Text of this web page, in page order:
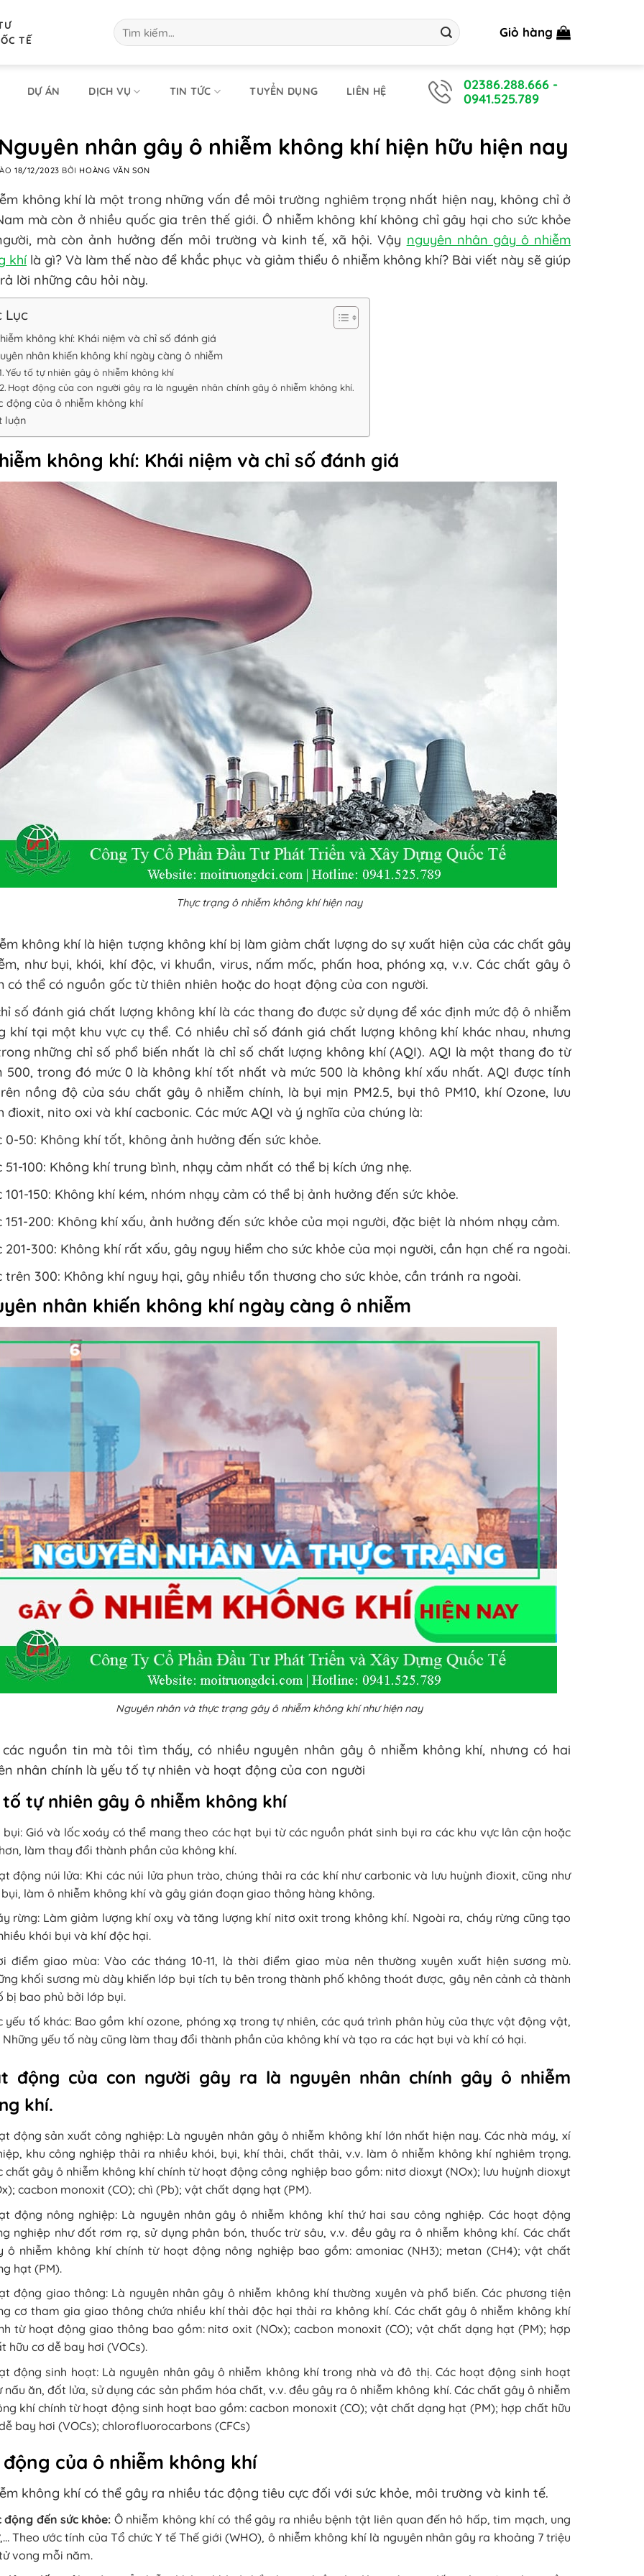
TẾ
Tìm
kiếm:
Giỏ hàng
DỰ ÁN DỊCH VỤ TIN TỨC TUYỂN DỤNG LIÊN HỆ 02386.288.666 -
0941.525.789
nhân gây ô nhiễm không khí hiện hữu hiện nay
18/12/2023 BỞI HOÀNG VĂN SƠN
không khí là một trong những vấn đề môi trường nghiêm trọng nhất hiện nay, không chỉ ở
mà còn ở nhiều quốc gia trên thế giới. Ô nhiễm không khí không chỉ gây hại cho sức khỏe
mà còn ảnh hưởng đến môi trường và kinh tế, xã hội. Vậy nguyên nhân gây ô nhiễm
khí là gì? Và làm thế nào để khắc phục và giảm thiểu ô nhiễm không khí? Bài viết này sẽ giúp
lời những câu hỏi này.
Lục
không khí: Khái niệm và chỉ số đánh giá
nhân khiến không khí ngày càng ô nhiễm
Yếu tố tự nhiên gây ô nhiễm không khí
Hoạt động của con người gây ra là nguyên nhân chính gây ô nhiễm không khí.
động của ô nhiễm không khí
luận
không khí: Khái niệm và chỉ số đánh giá
Thực trạng ô nhiễm không khí hiện nay
không khí là hiện tượng không khí bị làm giảm chất lượng do sự xuất hiện của các chất gây
như bụi, khói, khí độc, vi khuẩn, virus, nấm mốc, phấn hoa, phóng xạ, v.v. Các chất gây ô
có thể có nguồn gốc từ thiên nhiên hoặc do hoạt động của con người.
số đánh giá chất lượng không khí là các thang đo được sử dụng để xác định mức độ ô nhiễm
khí tại một khu vực cụ thể. Có nhiều chỉ số đánh giá chất lượng không khí khác nhau, nhưng
những chỉ số phổ biến nhất là chỉ số chất lượng không khí (AQI). AQI là một thang đo từ
500, trong đó mức 0 là không khí tốt nhất và mức 500 là không khí xấu nhất. AQI được tính
nồng độ của sáu chất gây ô nhiễm chính, là bụi mịn PM2.5, bụi thô PM10, khí Ozone, lưu
đioxit, nito oxi và khí cacbonic. Các mức AQI và ý nghĩa của chúng là:
0-50: Không khí tốt, không ảnh hưởng đến sức khỏe.
51-100: Không khí trung bình, nhạy cảm nhất có thể bị kích ứng nhẹ.
101-150: Không khí kém, nhóm nhạy cảm có thể bị ảnh hưởng đến sức khỏe.
151-200: Không khí xấu, ảnh hưởng đến sức khỏe của mọi người, đặc biệt là nhóm nhạy cảm.
201-300: Không khí rất xấu, gây nguy hiểm cho sức khỏe của mọi người, cần hạn chế ra ngoài.
trên 300: Không khí nguy hại, gây nhiều tổn thương cho sức khỏe, cần tránh ra ngoài.
nhân khiến không khí ngày càng ô nhiễm
Nguyên nhân và thực trạng gây ô nhiễm không khí như hiện nay
các nguồn tin mà tôi tìm thấy, có nhiều nguyên nhân gây ô nhiễm không khí, nhưng có hai
nhân chính là yếu tố tự nhiên và hoạt động của con người
tố tự nhiên gây ô nhiễm không khí
bụi: Gió và lốc xoáy có thể mang theo các hạt bụi từ các nguồn phát sinh bụi ra các khu vực lân cận hoặc
làm thay đổi thành phần của không khí.
động núi lửa: Khi các núi lửa phun trào, chúng thải ra các khí như carbonic và lưu huỳnh đioxit, cũng như
làm ô nhiễm không khí và gây gián đoạn giao thông hàng không.
rừng: Làm giảm lượng khí oxy và tăng lượng khí nitơ oxit trong không khí. Ngoài ra, cháy rừng cũng tạo
khói bụi và khí độc hại.
điểm giao mùa: Vào các tháng 10-11, là thời điểm giao mùa nên thường xuyên xuất hiện sương mù.
khối sương mù dày khiến lớp bụi tích tụ bên trong thành phố không thoát được, gây nên cảnh cả thành
bị bao phủ bởi lớp bụi.
yếu tố khác: Bao gồm khí ozone, phóng xạ trong tự nhiên, các quá trình phân hủy của thực vật động vật,
Những yếu tố này cũng làm thay đổi thành phần của không khí và tạo ra các hạt bụi và khí có hại.
động của con người gây ra là nguyên nhân chính gây ô nhiễm
khí.
động sản xuất công nghiệp: Là nguyên nhân gây ô nhiễm không khí lớn nhất hiện nay. Các nhà máy, xí
khu công nghiệp thải ra nhiều khói, bụi, khí thải, chất thải, v.v. làm ô nhiễm không khí nghiêm trọng.
chất gây ô nhiễm không khí chính từ hoạt động công nghiệp bao gồm: nitơ dioxyt (NOx); lưu huỳnh dioxyt
cacbon monoxit (CO); chì (Pb); vật chất dạng hạt (PM).
động nông nghiệp: Là nguyên nhân gây ô nhiễm không khí thứ hai sau công nghiệp. Các hoạt động
nghiệp như đốt rơm rạ, sử dụng phân bón, thuốc trừ sâu, v.v. đều gây ra ô nhiễm không khí. Các chất
ô nhiễm không khí chính từ hoạt động nông nghiệp bao gồm: amoniac (NH3); metan (CH4); vật chất
hạt (PM).
động giao thông: Là nguyên nhân gây ô nhiễm không khí thường xuyên và phổ biến. Các phương tiện
cơ tham gia giao thông chứa nhiều khí thải độc hại thải ra không khí. Các chất gây ô nhiễm không khí
từ hoạt động giao thông bao gồm: nitơ oxit (NOx); cacbon monoxit (CO); vật chất dạng hạt (PM); hợp
hữu cơ dễ bay hơi (VOCs).
động sinh hoạt: Là nguyên nhân gây ô nhiễm không khí trong nhà và đô thị. Các hoạt động sinh hoạt
nấu ăn, đốt lửa, sử dụng các sản phẩm hóa chất, v.v. đều gây ra ô nhiễm không khí. Các chất gây ô nhiễm
khí chính từ hoạt động sinh hoạt bao gồm: cacbon monoxit (CO); vật chất dạng hạt (PM); hợp chất hữu
bay hơi (VOCs); chlorofluorocarbons (CFCs)
động của ô nhiễm không khí
không khí có thể gây ra nhiều tác động tiêu cực đối với sức khỏe, môi trường và kinh tế.
động đến sức khỏe: Ô nhiễm không khí có thể gây ra nhiều bệnh tật liên quan đến hô hấp, tim mạch, ung
Theo ước tính của Tổ chức Y tế Thế giới (WHO), ô nhiễm không khí là nguyên nhân gây ra khoảng 7 triệu
vong mỗi năm.